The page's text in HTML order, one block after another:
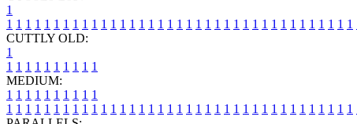
1
1 1 1 1 1 1 1 1 1 1 1 1 1 1 1 1 1 1 1 1 1 1 1 1 1 1 1 1 1 1 1 1 1 1 1 1 1
CUTTLY OLD:
1
1 1 1 1 1 1 1 1 1 1
MEDIUM:
1 1 1 1 1 1 1 1 1 1
1 1 1 1 1 1 1 1 1 1 1 1 1 1 1 1 1 1 1 1 1 1 1 1 1 1 1 1 1 1 1 1 1 1 1 1 1